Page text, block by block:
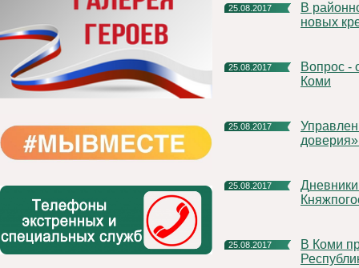
25.08.2017
В районном доме культуры г. Емва завершилась установка
новых
25.08.2017
Вопрос - ответ от Управление Росреестра по Республике
Коми
25.08.2017
Управление Росреестра по Республике Коми: «телефоны
25.08.2017
Дневники школьника от «Единой России» поступили в школы
25.08.2017
В Коми прошел молодежный конкурс «Лучший призывник